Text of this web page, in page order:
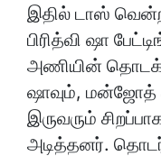
இதில் டாஸ்
பிரித்வி ஷா
அணியின்
ஷாவும், மன்ஜோத்
இருவரும்
அடித்தனர்.